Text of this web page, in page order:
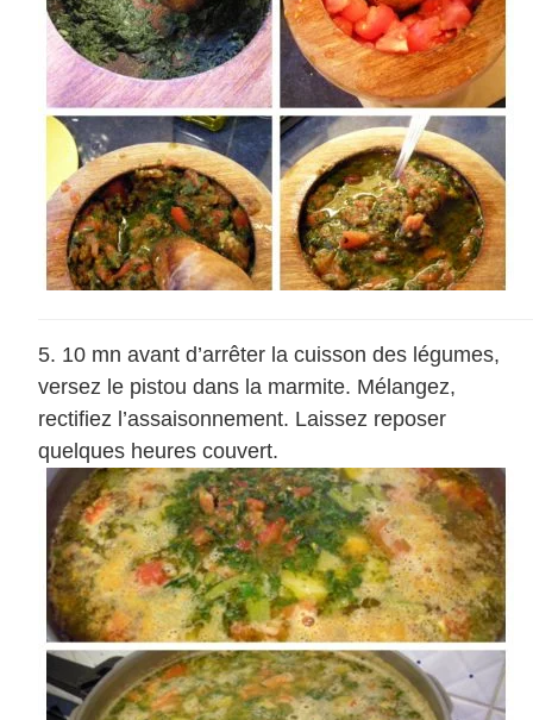
10 mn avant d’arrêter la cuisson des légumes,
versez le pistou dans la marmite. Mélangez,
rectifiez l’assaisonnement. Laissez reposer
quelques heures couvert.